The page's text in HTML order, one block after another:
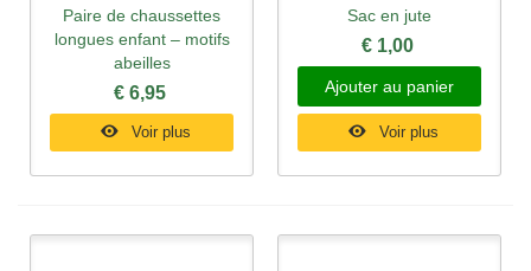
Paire de chaussettes
longues enfant – motifs
abeilles
€ 6,95
Voir plus
Sac en jute
€ 1,00
Ajouter au panier
Voir plus